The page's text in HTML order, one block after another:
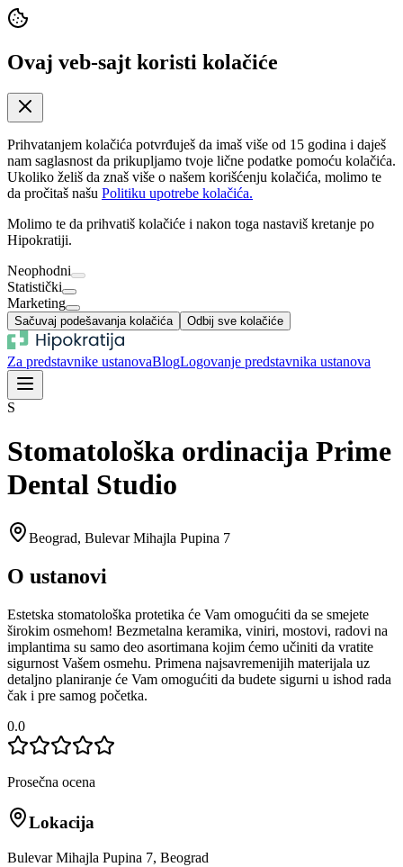
Ovaj veb-sajt koristi kolačiće
Prihvatanjem kolačića potvrđuješ da imaš više od 15 godina i daješ
nam saglasnost da prikupljamo tvoje lične podatke pomoću kolačića.
Ukoliko želiš da znaš više o našem korišćenju kolačića, molimo te
da pročitaš našu Politiku upotrebe kolačića.
Molimo te da prihvatiš kolačiće i nakon toga nastaviš kretanje po
Hipokratiji.
Neophodni
Statistički
Marketing
Sačuvaj podešavanja kolačića Odbij sve kolačiće
Za predstavnike ustanovaBlogLogovanje predstavnika ustanova
S
Stomatološka ordinacija Prime
Dental Studio
Beograd, Bulevar Mihajla Pupina 7
O ustanovi
Estetska stomatološka protetika će Vam omogućiti da se smejete
širokim osmehom! Bezmetalna keramika, viniri, mostovi, radovi na
implantima su samo deo asortimana kojim ćemo učiniti da vratite
sigurnost Vašem osmehu. Primena najsavremenijih materijala uz
detaljno planiranje će Vam omogućiti da budete sigurni u ishod rada
čak i pre samog početka.
0.0
Prosečna ocena
Lokacija
Bulevar Mihajla Pupina 7, Beograd